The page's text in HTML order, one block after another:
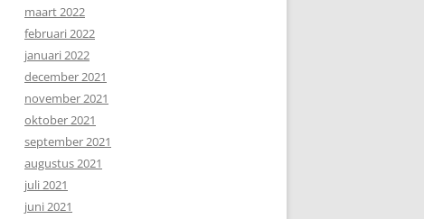
maart 2022
februari 2022
januari 2022
december 2021
november 2021
oktober 2021
september 2021
augustus 2021
juli 2021
juni 2021